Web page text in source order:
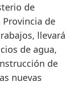
de
de
llevará
de agua,
de
nuevas